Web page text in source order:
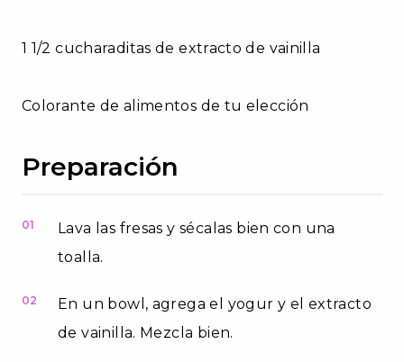
1 1/2 cucharaditas de extracto de vainilla
Colorante de alimentos de tu elección
Preparación
01
Lava las fresas y sécalas bien con una
toalla.
02
En un bowl, agrega el yogur y el extracto
de vainilla. Mezcla bien.